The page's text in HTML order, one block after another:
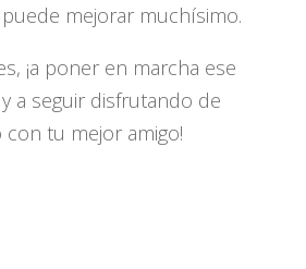
mejorar muchísimo.
¡a poner en marcha ese
a seguir disfrutando de
tu mejor amigo!